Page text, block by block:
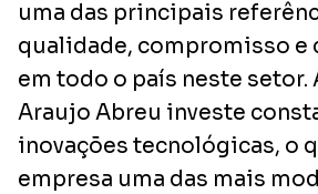
uma das principais
qualidade, compromisso
em todo o país neste setor.
Araujo Abreu investe
inovações tecnológicas, o
empresa uma das mais